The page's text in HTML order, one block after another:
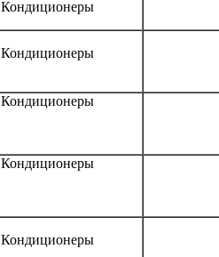
Кондиционеры
Кондиционеры
Кондиционеры
Кондиционеры
Кондиционеры